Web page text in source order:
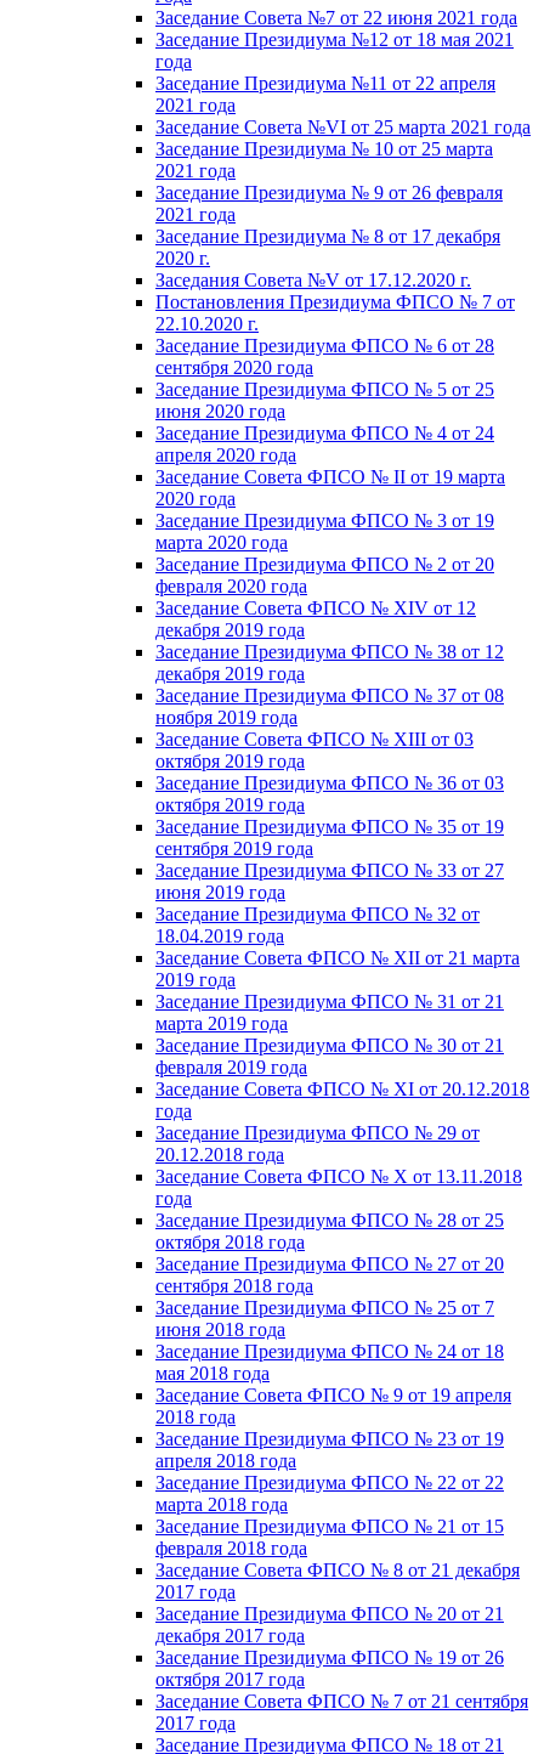
Заседание Совета №7 от 22 июня 2021 года
Заседание Президиума №12 от 18 мая 2021
года
Заседание Президиума №11 от 22 апреля
2021 года
Заседание Совета №VI от 25 марта 2021 года
Заседание Президиума № 10 от 25 марта
2021 года
Заседание Президиума № 9 от 26 февраля
2021 года
Заседание Президиума № 8 от 17 декабря
2020 г.
Заседания Совета №V от 17.12.2020 г.
Постановления Президиума ФПСО № 7 от
22.10.2020 г.
Заседание Президиума ФПСО № 6 от 28
сентября 2020 года
Заседание Президиума ФПСО № 5 от 25
июня 2020 года
Заседание Президиума ФПСО № 4 от 24
апреля 2020 года
Заседание Совета ФПСО № II от 19 марта
2020 года
Заседание Президиума ФПСО № 3 от 19
марта 2020 года
Заседание Президиума ФПСО № 2 от 20
февраля 2020 года
Заседание Совета ФПСО № XIV от 12
декабря 2019 года
Заседание Президиума ФПСО № 38 от 12
декабря 2019 года
Заседание Президиума ФПСО № 37 от 08
ноября 2019 года
Заседание Совета ФПСО № XIII от 03
октября 2019 года
Заседание Президиума ФПСО № 36 от 03
октября 2019 года
Заседание Президиума ФПСО № 35 от 19
сентября 2019 года
Заседание Президиума ФПСО № 33 от 27
июня 2019 года
Заседание Президиума ФПСО № 32 от
18.04.2019 года
Заседание Совета ФПСО № XII от 21 марта
2019 года
Заседание Президиума ФПСО № 31 от 21
марта 2019 года
Заседание Президиума ФПСО № 30 от 21
февраля 2019 года
Заседание Совета ФПСО № XI от 20.12.2018
года
Заседание Президиума ФПСО № 29 от
20.12.2018 года
Заседание Совета ФПСО № X от 13.11.2018
года
Заседание Президиума ФПСО № 28 от 25
октября 2018 года
Заседание Президиума ФПСО № 27 от 20
сентября 2018 года
Заседание Президиума ФПСО № 25 от 7
июня 2018 года
Заседание Президиума ФПСО № 24 от 18
мая 2018 года
Заседание Совета ФПСО № 9 от 19 апреля
2018 года
Заседание Президиума ФПСО № 23 от 19
апреля 2018 года
Заседание Президиума ФПСО № 22 от 22
марта 2018 года
Заседание Президиума ФПСО № 21 от 15
февраля 2018 года
Заседание Совета ФПСО № 8 от 21 декабря
2017 года
Заседание Президиума ФПСО № 20 от 21
декабря 2017 года
Заседание Президиума ФПСО № 19 от 26
октября 2017 года
Заседание Совета ФПСО № 7 от 21 сентября
2017 года
Заседание Президиума ФПСО № 18 от 21